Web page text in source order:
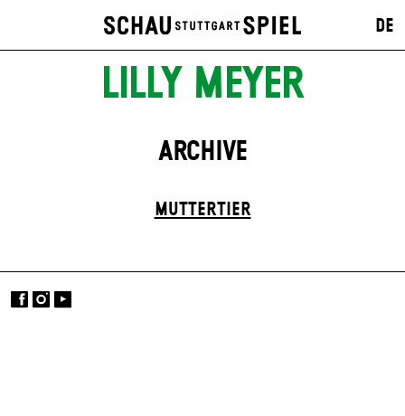
DE
LILLY MEYER
ARCHIVE
MUTTER­TIER